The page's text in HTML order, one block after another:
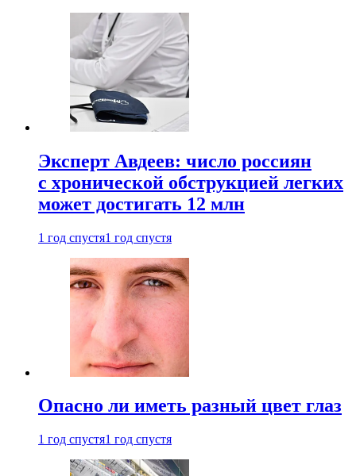
Эксперт Авдеев: число россиян
с хронической обструкцией легких
может достигать 12 млн
1 год спустя1 год спустя
Опасно ли иметь разный цвет глаз
1 год спустя1 год спустя